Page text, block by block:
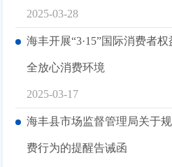
2025-03-28
海丰开展“3·15”国际消费者
全放心消费环境
2025-03-17
海丰县市场监督管理局关于
费行为的提醒告诫函